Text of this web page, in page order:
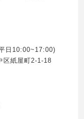
日10:00~17:00)
区紙屋町2-1-18